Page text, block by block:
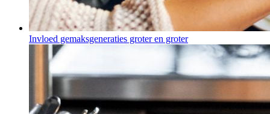
Invloed gemaksgeneraties groter en groter